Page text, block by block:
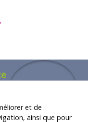
et de
ainsi que pour